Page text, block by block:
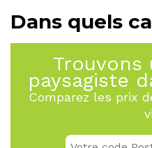
Dans quels
Trouvons
paysagiste
Comparez les prix